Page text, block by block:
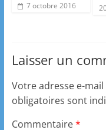
7 octobre 2016
Laisser un
Votre adresse e-
obligatoires sont
Commentaire*